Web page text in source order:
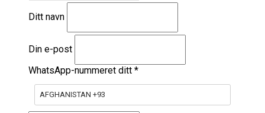
Ditt navn
Din e-post
WhatsApp-nummeret ditt *
AFGHANISTAN +93